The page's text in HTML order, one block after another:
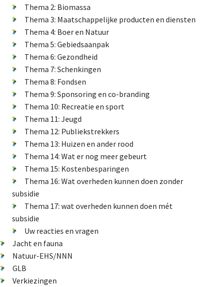
Thema 2: Biomassa
Thema 3: Maatschappelijke producten en diensten
Thema 4: Boer en Natuur
Thema 5: Gebiedsaanpak
Thema 6: Gezondheid
Thema 7: Schenkingen
Thema 8: Fondsen
Thema 9: Sponsoring en co-branding
Thema 10: Recreatie en sport
Thema 11: Jeugd
Thema 12: Publiekstrekkers
Thema 13: Huizen en ander rood
Thema 14: Wat er nog meer gebeurt
Thema 15: Kostenbesparingen
Thema 16: Wat overheden kunnen doen zonder
subsidie
Thema 17: wat overheden kunnen doen mét
subsidie
Uw reacties en vragen
Jacht en fauna
Natuur-EHS/NNN
GLB
Verkiezingen
Jacht en fauna